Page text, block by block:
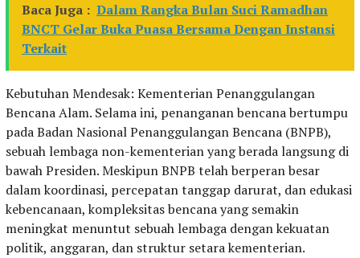
Baca Juga : Dalam Rangka Bulan Suci Ramadhan
BNCT Gelar Buka Puasa Bersama Dengan Instansi
Terkait
Kebutuhan Mendesak: Kementerian Penanggulangan
Bencana Alam. Selama ini, penanganan bencana bertumpu
pada Badan Nasional Penanggulangan Bencana (BNPB),
sebuah lembaga non-kementerian yang berada langsung di
bawah Presiden. Meskipun BNPB telah berperan besar
dalam koordinasi, percepatan tanggap darurat, dan edukasi
kebencanaan, kompleksitas bencana yang semakin
meningkat menuntut sebuah lembaga dengan kekuatan
politik, anggaran, dan struktur setara kementerian.